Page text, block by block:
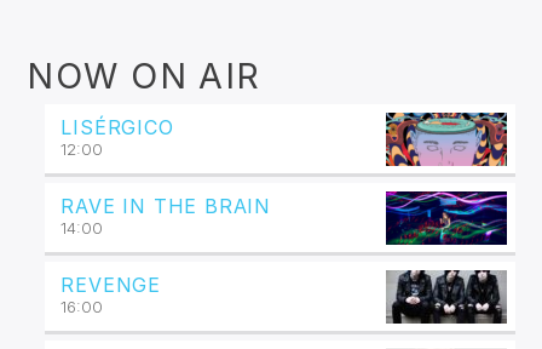
NOW ON AIR
LISÉRGICO
12:00
RAVE IN THE BRAIN
14:00
REVENGE
16:00